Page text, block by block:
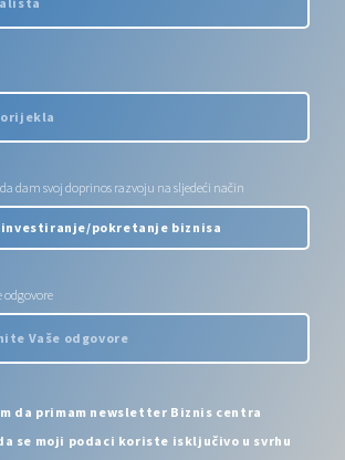
dam svoj doprinos razvoju na sljedeći način
odgovore
da primam newsletter Biznis centra
se moji podaci koriste isključivo u svrhu